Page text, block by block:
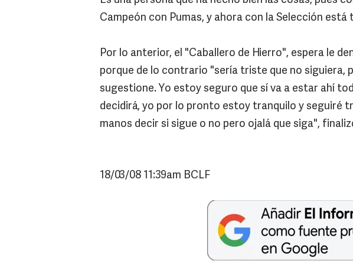
Campeón con Pumas, y ahora con la Selección está
Por lo anterior, el "Caballero de Hierro", espera le
porque de lo contrario "sería triste que no siguiera,
sugestione. Yo estoy seguro que sí va a estar ahí
decidirá, yo por lo pronto estoy tranquilo y seguiré
manos decir si sigue o no pero ojalá que siga",
18/03/08 11:39am BCLF